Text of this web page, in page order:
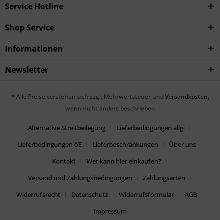
Service Hotline
Shop Service
Informationen
Newsletter
* Alle Preise verstehen sich zzgl. Mehrwertsteuer und Versandkosten,
wenn nicht anders beschrieben
Alternative Streitbeilegung
Lieferbedingungen allg.
Lieferbedingungen öE
Lieferbeschränkungen
Über uns
Kontakt
Wer kann hier einkaufen?
Versand und Zahlungsbedingungen
Zahlungsarten
Widerrufsrecht
Datenschutz Widerrufsformular
AGB
Impressum